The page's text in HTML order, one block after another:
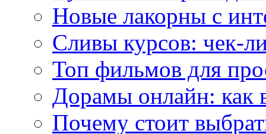
Новые лакорны с
Сливы курсов: чек-
Топ фильмов для
Дорамы онлайн: как
Почему стоит